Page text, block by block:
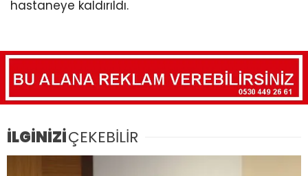
hastaneye kaldırıldı.
İLGİNİZİÇEKEBİLİR